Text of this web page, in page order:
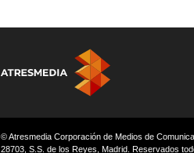
© Atresmedia Corporación de Medios de
28703, S.S. de los Reyes, Madrid. Reservados